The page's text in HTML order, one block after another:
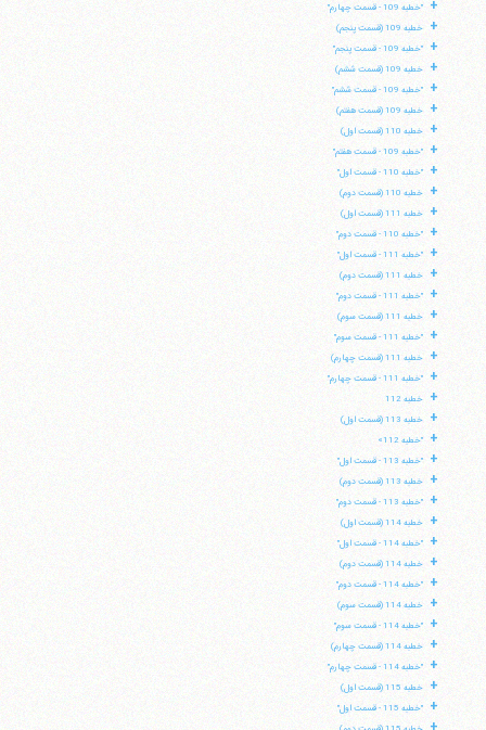
+ "خطبه 109 - قسمت چهارم"
+ خطبه 109 (قسمت پنجم)
+ "خطبه 109 - قسمت پنجم"
+ خطبه 109 (قسمت ششم)
+ "خطبه 109 - قسمت ششم"
+ خطبه 109 (قسمت هفتم)
+ خطبه 110 (قسمت اول)
+ "خطبه 109 - قسمت هفتم"
+ "خطبه 110 - قسمت اول"
+ خطبه 110 (قسمت دوم)
+ خطبه 111 (قسمت اول)
+ "خطبه 110 - قسمت دوم"
+ "خطبه 111 - قسمت اول"
+ خطبه 111 (قسمت دوم)
+ "خطبه 111 - قسمت دوم"
+ خطبه 111 (قسمت سوم)
+ "خطبه 111 - قسمت سوم"
+ خطبه 111 (قسمت چهارم)
+ "خطبه 111 - قسمت چهارم"
+ خطبه 112
+ خطبه 113 (قسمت اول)
+ "خطبه 112»
+ "خطبه 113 - قسمت اول"
+ خطبه 113 (قسمت دوم)
+ "خطبه 113 - قسمت دوم"
+ خطبه 114 (قسمت اول)
+ "خطبه 114 - قسمت اول"
+ خطبه 114 (قسمت دوم)
+ "خطبه 114 - قسمت دوم"
+ خطبه 114 (قسمت سوم)
+ "خطبه 114 - قسمت سوم"
+ خطبه 114 (قسمت چهارم)
+ "خطبه 114 - قسمت چهارم"
+ خطبه 115 (قسمت اول)
+ "خطبه 115 - قسمت اول"